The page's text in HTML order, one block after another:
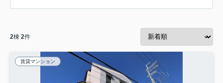
2棟 2件
賃貸マンション